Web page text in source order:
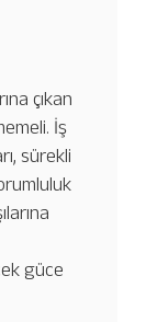
çıkan
İş
sürekli
güce